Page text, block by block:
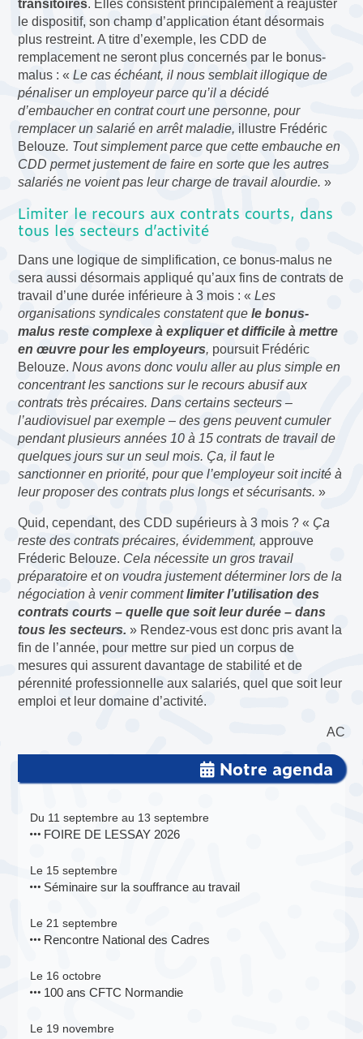
transitoires. Elles consistent principalement à réajuster
le dispositif, son champ d’application étant désormais
plus restreint. A titre d’exemple, les CDD de
remplacement ne seront plus concernés par le bonus-
malus : «Le cas échéant, il nous semblait illogique de
pénaliser un employeur parce qu’il a décidé
d’embaucher en contrat court une personne, pour
remplacer un salarié en arrêt maladie, illustre Frédéric
Belouze. Tout simplement parce que cette embauche en
CDD permet justement de faire en sorte que les autres
salariés ne voient pas leur charge de travail alourdie.»
Limiter le recours aux contrats courts, dans
tous les secteurs d’activité
Dans une logique de simplification, ce bonus-malus ne
sera aussi désormais appliqué qu’aux fins de contrats de
travail d’une durée inférieure à 3 mois : «Les
organisations syndicales constatent quele bonus-
malus reste complexe à expliquer et difficile à mettre
en œuvre pour les employeurs, poursuit Frédéric
Belouze.Nous avons donc voulu aller au plus simple en
concentrant les sanctions sur le recours abusif aux
contrats très précaires. Dans certains secteurs –
l’audiovisuel par exemple – des gens peuvent cumuler
pendant plusieurs années 10 à 15 contrats de travail de
quelques jours sur un seul mois. Ça, il faut le
sanctionner en priorité, pour que l’employeur soit incité à
leur proposer des contrats plus longs et sécurisants. »
Quid, cependant, des CDD supérieurs à 3 mois ? « Ça
reste des contrats précaires, évidemment, approuve
Fréderic Belouze. Cela nécessite un gros travail
préparatoire et on voudra justement déterminer lors de la
négociation à venir commentlimiter l’utilisation des
contrats courts – quelle que soit leur durée – dans
tous les secteurs. » Rendez-vous est donc pris avant la
fin de l’année, pour mettre sur pied un corpus de
mesures qui assurent davantage de stabilité et de
pérennité professionnelle aux salariés, quel que soit leur
emploi et leur domaine d’activité.
AC
Notre agenda
Du 11 septembre au 13 septembre
FOIRE DE LESSAY 2026
Le 15 septembre
Séminaire sur la souffrance au travail
Le 21 septembre
Rencontre National des Cadres
Le 16 octobre
100 ans CFTC Normandie
Le 19 novembre